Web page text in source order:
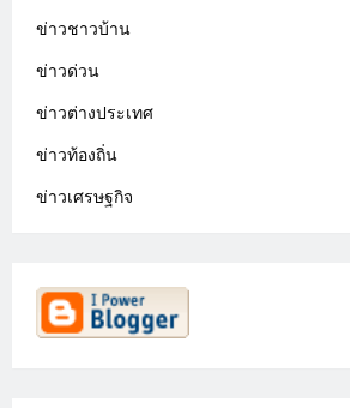
ข่าวชาวบ้าน
ข่าวด่วน
ข่าวต่างประเทศ
ข่าวท้องถิ่น
ข่าวเศรษฐกิจ